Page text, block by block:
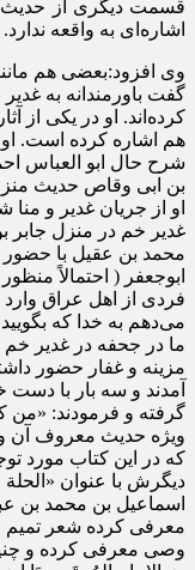
قسمت دیگری از حدیث
اشاره‌ای به واقعه ندارد.
وی افزود:بعضی هم
گفت باورمندانه به
کرده‌اند. او در یکی از
هم اشاره کرده است.
شرح حال ابو العباس
بن ابی وقاص حدیث
او از جریان غدیر و
غدیر خم در منزل جابر
محمد بن عقیل با
ابوجعفر ( احتمالاً
فردی از اهل عراق
می‌دهم به خدا که
ما در جحفه در غدیر خم
مزینه و غفار حضور
آمدند و سه بار با
گرفته و فرمودند: «من
ویژه حدیث معروف آن و
که در این کتاب مورد
دیگرش با عنوان
اسماعیل بن محمد بن
معرفی کرده شعر تمیم
وصی معرفی کرده و